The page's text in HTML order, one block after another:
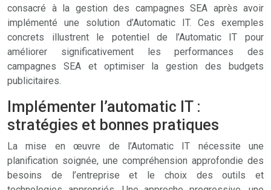
consacré à la gestion des campagnes SEA après avoir
implémenté une solution d’Automatic IT. Ces exemples
concrets illustrent le potentiel de l’Automatic IT pour
améliorer significativement les performances des
campagnes SEA et optimiser la gestion des budgets
publicitaires.
Implémenter l’automatic IT :
stratégies et bonnes pratiques
La mise en œuvre de l’Automatic IT nécessite une
planification soignée, une compréhension approfondie des
besoins de l’entreprise et le choix des outils et